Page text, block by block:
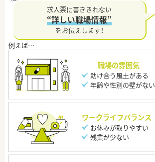
求人票に書ききれない
“詳しい職場情報”
をお伝えします！
職場の雰囲気
助け合う風土がある
年齢や性別の壁がない
ワークライフバランス
お休みが取りやすい
残業が少ない